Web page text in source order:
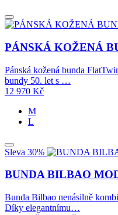
PÁNSKÁ KOŽENÁ
Pánská kožená bunda
bundy 50. let s …
12 970 Kč
M
L
Sleva 30%
BUNDA BILBAO
Bunda Bilbao nenásilně
Díky elegantnímu…